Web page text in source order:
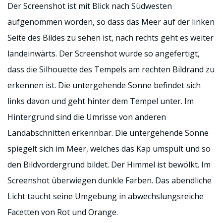
Der Screenshot ist mit Blick nach Südwesten
aufgenommen worden, so dass das Meer auf der linken
Seite des Bildes zu sehen ist, nach rechts geht es weiter
landeinwärts. Der Screenshot wurde so angefertigt,
dass die Silhouette des Tempels am rechten Bildrand zu
erkennen ist. Die untergehende Sonne befindet sich
links davon und geht hinter dem Tempel unter. Im
Hintergrund sind die Umrisse von anderen
Landabschnitten erkennbar. Die untergehende Sonne
spiegelt sich im Meer, welches das Kap umspült und so
den Bildvordergrund bildet. Der Himmel ist bewölkt. Im
Screenshot überwiegen dunkle Farben. Das abendliche
Licht taucht seine Umgebung in abwechslungsreiche
Facetten von Rot und Orange.